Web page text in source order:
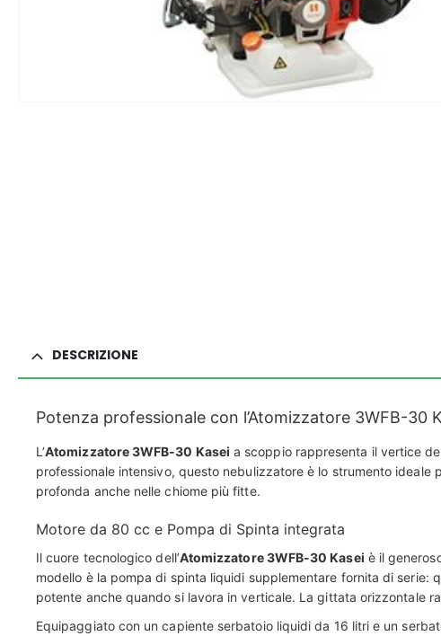
DESCRIZIONE
Potenza professionale con l’Atomizzatore 3WFB-30
L’Atomizzatore 3WFB-30 Kasei a scoppio rappresenta il vertice
professionale intensivo, questo nebulizzatore è lo strumento
profonda anche nelle chiome più fitte.
Motore da 80 cc e Pompa di Spinta integrata
Il cuore tecnologico dell’Atomizzatore 3WFB-30 Kasei è il
modello è la pompa di spinta liquidi supplementare fornita di serie:
potente anche quando si lavora in verticale. La gittata orizzontale
Equipaggiato con un capiente serbatoio liquidi da 16 litri e un